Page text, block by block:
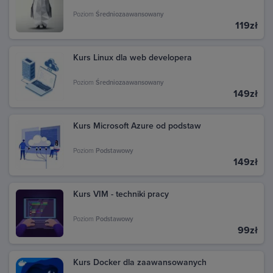
zakupu. W sekcji Aktywność znajdziesz wszystkie
transakcje dokonane w Google Play. Kliknij daną
transakcję, aby zobaczyć szczegóły i pobrać fakturę.
Poziom Średniozaawansowany
119zł
Kurs Linux dla web developera
Poziom Średniozaawansowany
149zł
Kurs Microsoft Azure od podstaw
Poziom Podstawowy
149zł
Kurs VIM - techniki pracy
Poziom Podstawowy
99zł
Kurs Docker dla zaawansowanych